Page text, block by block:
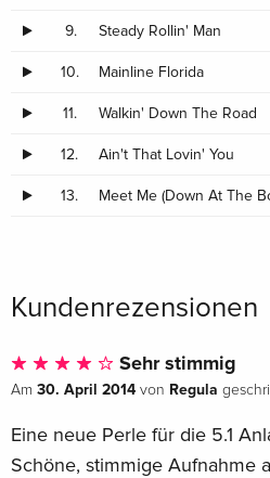
9. Steady Rollin' Man
10. Mainline Florida
11. Walkin' Down The Road
12. Ain't That Lovin' You
13. Meet Me (Down At The
Kundenrezensionen
Sehr stimmig
Am 30. April 2014 von Regula
Eine neue Perle für die 5.1
Schöne, stimmige Aufnahme